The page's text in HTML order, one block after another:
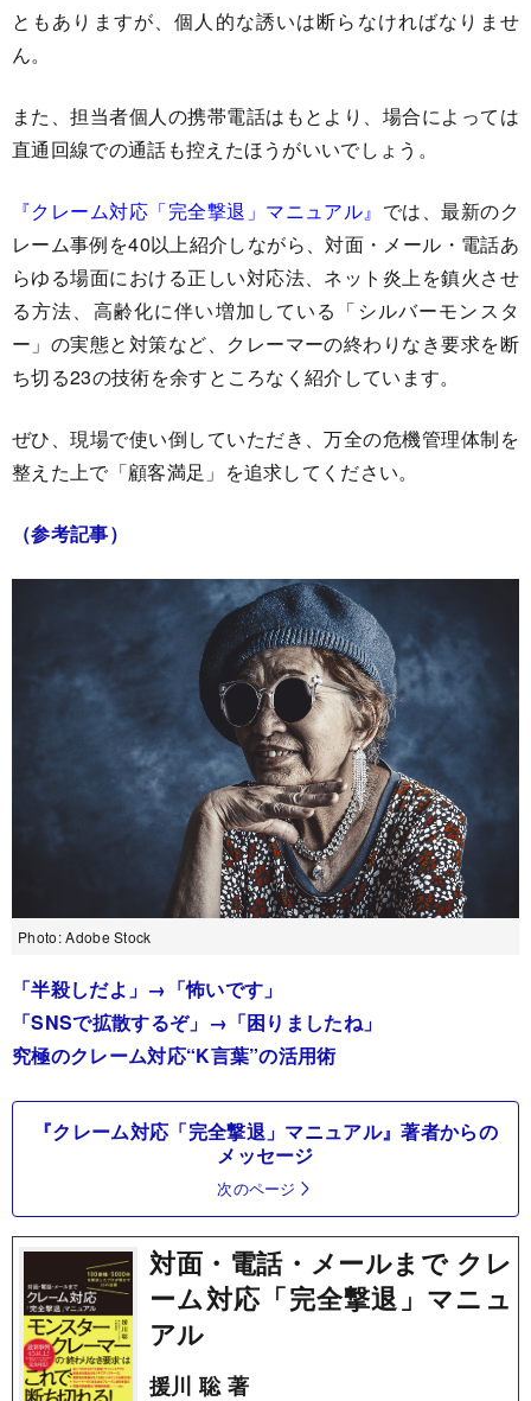
ともありますが、個人的な誘いは断らなければなりませ
ん。
また、担当者個人の携帯電話はもとより、場合によっては
直通回線での通話も控えたほうがいいでしょう。
『クレーム対応「完全撃退」マニュアル』 では、最新のク
レーム事例を40以上紹介しながら、対面・メール・電話あ
らゆる場面における正しい対応法、ネット炎上を鎮火させ
る方法、高齢化に伴い増加している「シルバーモンスタ
ー」の実態と対策など、クレーマーの終わりなき要求を断
ち切る23の技術を余すところなく紹介しています。
ぜひ、現場で使い倒していただき、万全の危機管理体制を
整えた上で「顧客満足」を追求してください。
（参考記事）
Photo: Adobe Stock
「半殺しだよ」→「怖いです」
「SNSで拡散するぞ」→「困りましたね」
究極のクレーム対応“K言葉”の活用術
『クレーム対応「完全撃退」マニュアル』著者からの
メッセージ
次のページ
対面・電話・メールまで クレ
ーム対応「完全撃退」マニュ
アル
援川 聡 著